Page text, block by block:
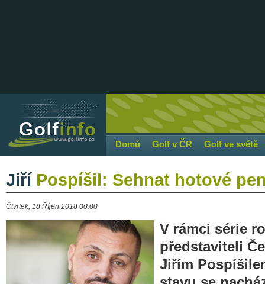
Domů Golf v ČR Golf ve světě
Jiří Pospíšil: Sehnat hotové
Čtvrtek, 18 Říjen 2018 00:00
V rámci série
představiteli
Jiřím